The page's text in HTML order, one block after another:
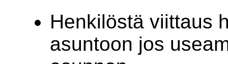
Henkilöstä viittaus
asuntoon jos